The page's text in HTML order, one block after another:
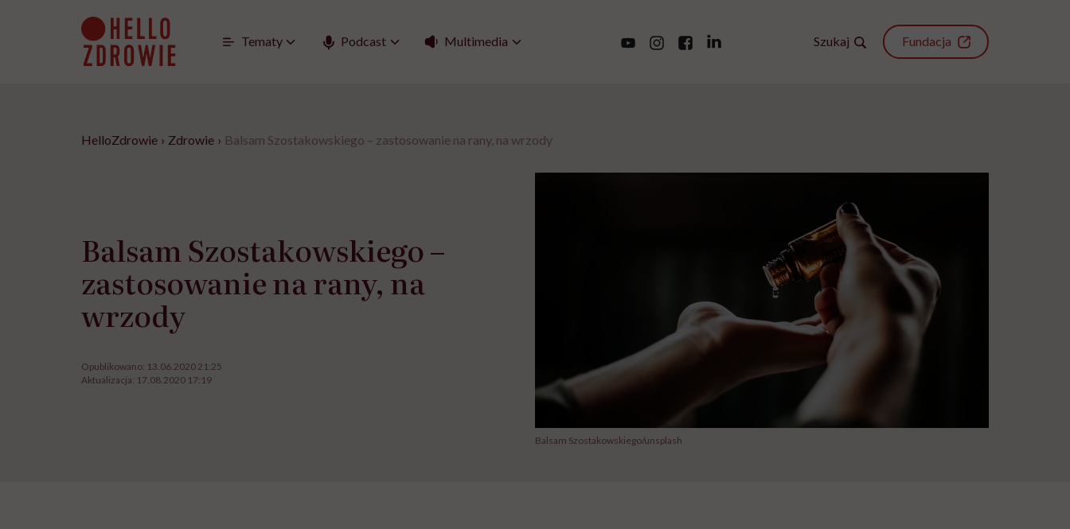
Tematy Podcast Multimedia Szukaj Fundacja
HelloZdrowie › Zdrowie › Balsam Szostakowskiego – zastosowanie na rany, na wrzody
Balsam Szostakowskiego –
zastosowanie na rany, na
wrzody
Opublikowano: 13.06.2020 21:25
Aktualizacja: 17.08.2020 17:19
Balsam Szostakowskiego/unsplash